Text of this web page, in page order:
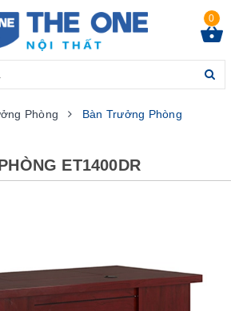
0
Phòng
Bàn Trưởng Phòng
ET1400DR